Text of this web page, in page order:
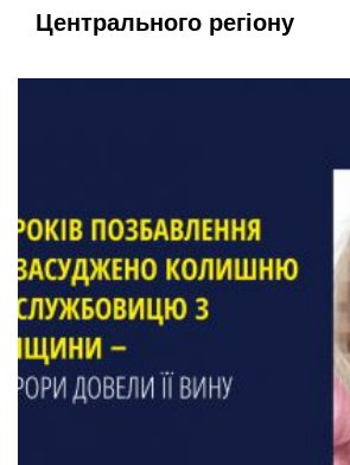
Центрального регіону